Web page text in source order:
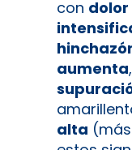
con dolor
aumenta
alta